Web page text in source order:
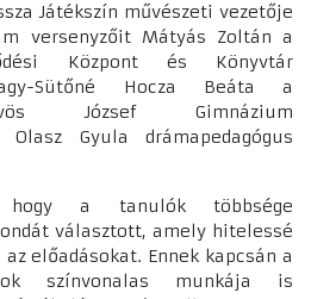
Játékszín művészeti vezetője
versenyzőit Mátyás Zoltán a
Központ és Könyvtár
Sütőné Hocza Beáta a
József Gimnázium
Gyula drámapedagógus
a tanulók többsége
választott, amely hitelessé
előadásokat. Ennek kapcsán a
színvonalas munkája is